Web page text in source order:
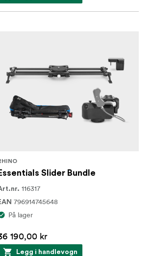
Slider Bundle
116317
796914745648
På lager
190,00 kr
Legg i handlevogn